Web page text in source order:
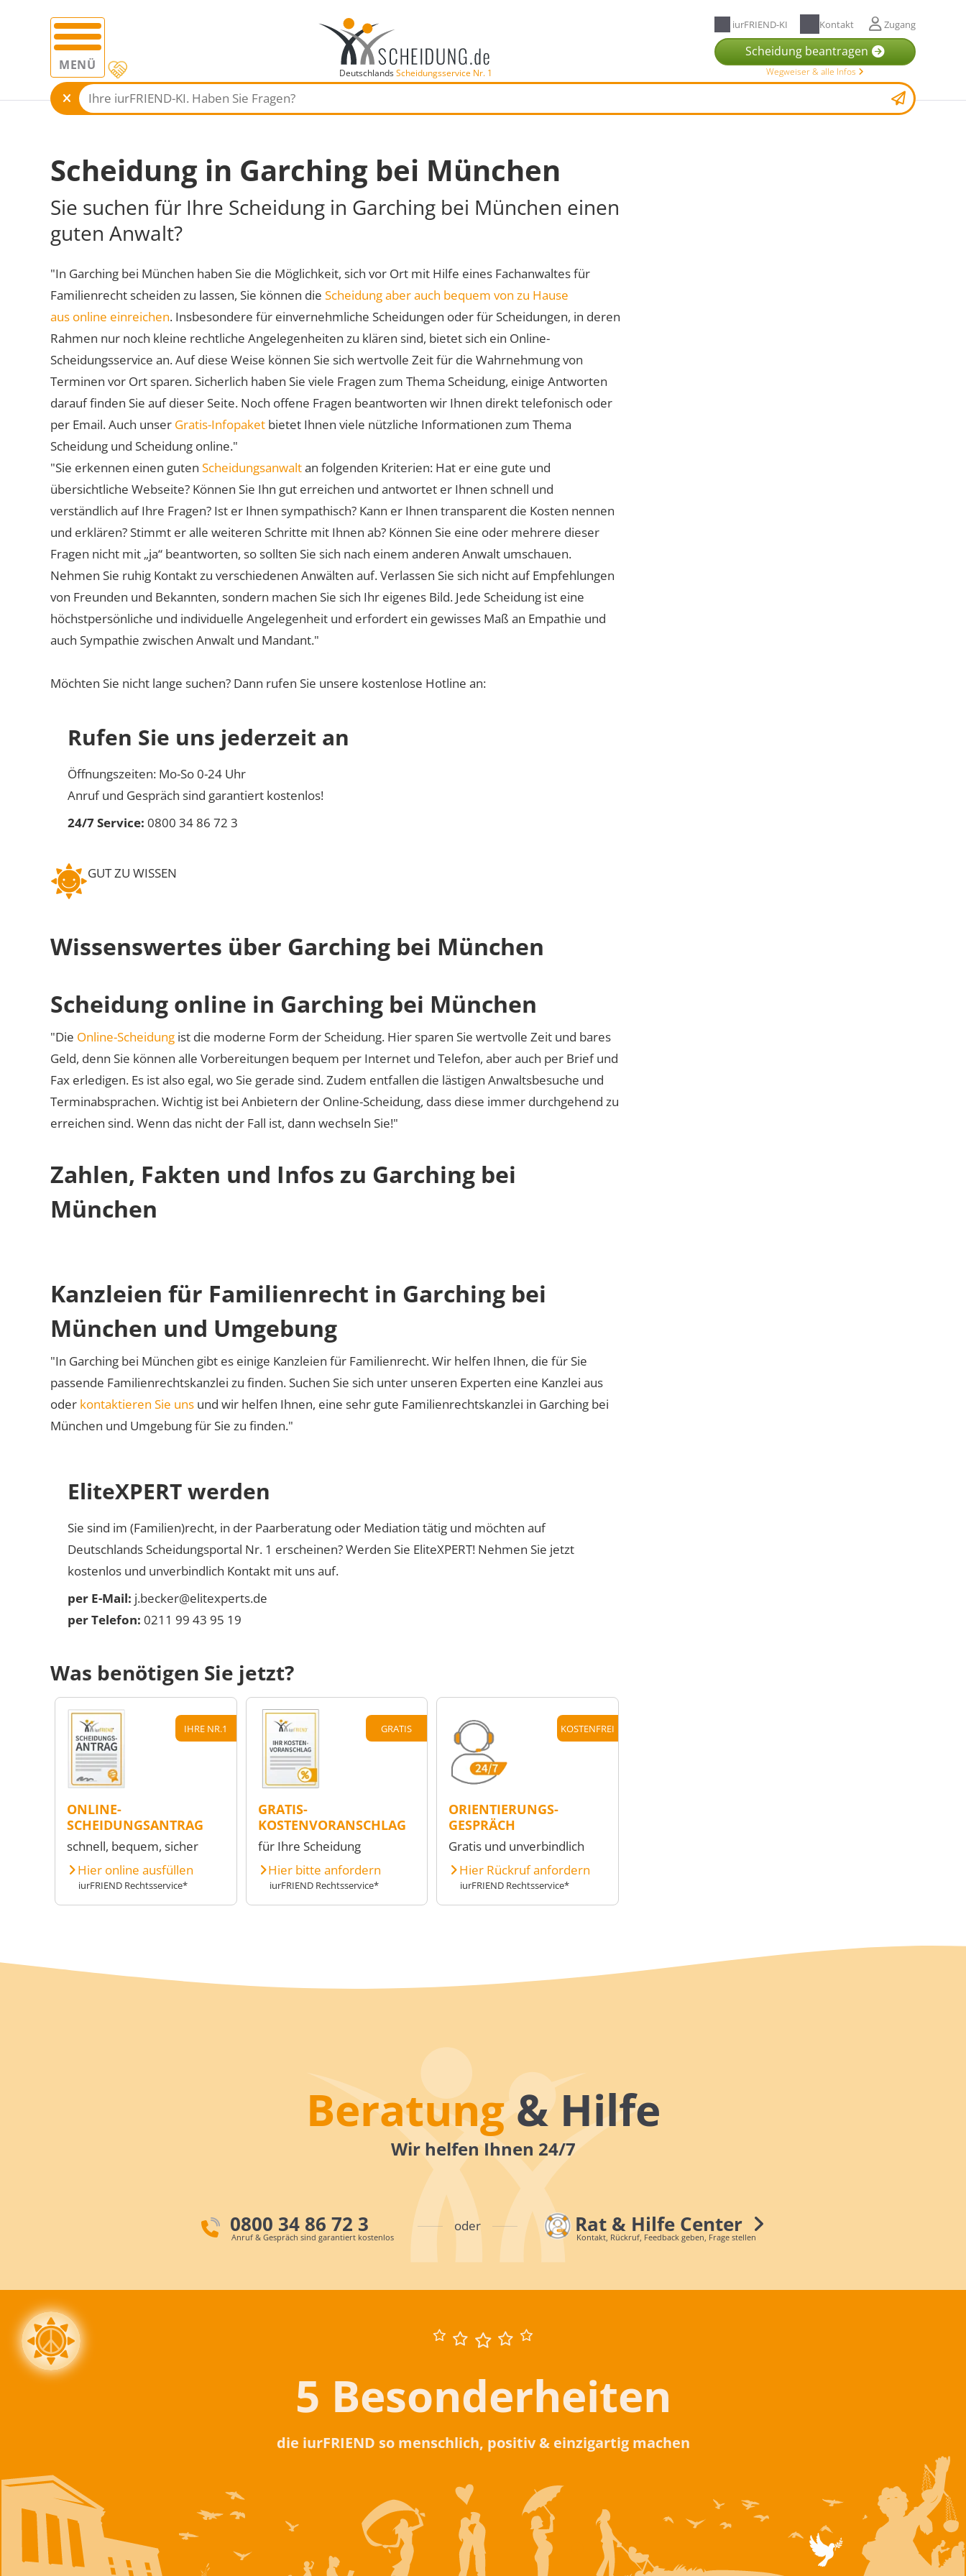
MENÜ DeutschlandsScheidungsservice Nr. 1
iurFRIEND-KI Kontakt Zugang
Scheidung beantragen
Wegweiser & alle Infos
Scheidung in Garching bei München
Sie suchen für Ihre Scheidung in Garching bei München einen
guten Anwalt?
"In Garching bei München haben Sie die Möglichkeit, sich vor Ort mit Hilfe eines Fachanwaltes für
Familienrecht scheiden zu lassen, Sie können die Scheidung aber auch bequem von zu Hause
aus online einreichen. Insbesondere für einvernehmliche Scheidungen oder für Scheidungen, in deren
Rahmen nur noch kleine rechtliche Angelegenheiten zu klären sind, bietet sich ein Online-
Scheidungsservice an. Auf diese Weise können Sie sich wertvolle Zeit für die Wahrnehmung von
Terminen vor Ort sparen. Sicherlich haben Sie viele Fragen zum Thema Scheidung, einige Antworten
darauf finden Sie auf dieser Seite. Noch offene Fragen beantworten wir Ihnen direkt telefonisch oder
per Email. Auch unser Gratis-Infopaket bietet Ihnen viele nützliche Informationen zum Thema
Scheidung und Scheidung online."
"Sie erkennen einen guten Scheidungsanwaltan folgenden Kriterien: Hat er eine gute und
übersichtliche Webseite? Können Sie Ihn gut erreichen und antwortet er Ihnen schnell und
verständlich auf Ihre Fragen? Ist er Ihnen sympathisch? Kann er Ihnen transparent die Kosten nennen
und erklären? Stimmt er alle weiteren Schritte mit Ihnen ab? Können Sie eine oder mehrere dieser
Fragen nicht mit „ja“ beantworten, so sollten Sie sich nach einem anderen Anwalt umschauen.
Nehmen Sie ruhig Kontakt zu verschiedenen Anwälten auf. Verlassen Sie sich nicht auf Empfehlungen
von Freunden und Bekannten, sondern machen Sie sich Ihr eigenes Bild. Jede Scheidung ist eine
höchstpersönliche und individuelle Angelegenheit und erfordert ein gewisses Maß an Empathie und
auch Sympathie zwischen Anwalt und Mandant."
Möchten Sie nicht lange suchen? Dann rufen Sie unsere kostenlose Hotline an:
Rufen Sie uns jederzeit an
Öffnungszeiten: Mo-So 0-24 Uhr
Anruf und Gespräch sind garantiert kostenlos!
24/7 Service: 0800 34 86 72 3
GUT ZU WISSEN
Wissenswertes über Garching bei München
Scheidung online in Garching bei München
"Die Online-Scheidung ist die moderne Form der Scheidung. Hier sparen Sie wertvolle Zeit und bares
Geld, denn Sie können alle Vorbereitungen bequem per Internet und Telefon, aber auch per Brief und
Fax erledigen. Es ist also egal, wo Sie gerade sind. Zudem entfallen die lästigen Anwaltsbesuche und
Terminabsprachen. Wichtig ist bei Anbietern der Online-Scheidung, dass diese immer durchgehend zu
erreichen sind. Wenn das nicht der Fall ist, dann wechseln Sie!"
Zahlen, Fakten und Infos zu Garching bei
München
Kanzleien für Familienrecht in Garching bei
München und Umgebung
"In Garching bei München gibt es einige Kanzleien für Familienrecht. Wir helfen Ihnen, die für Sie
passende Familienrechtskanzlei zu finden. Suchen Sie sich unter unseren Experten eine Kanzlei aus
oder kontaktieren Sie uns und wir helfen Ihnen, eine sehr gute Familienrechtskanzlei in Garching bei
München und Umgebung für Sie zu finden."
EliteXPERT werden
Sie sind im (Familien)recht, in der Paarberatung oder Mediation tätig und möchten auf
Deutschlands Scheidungsportal Nr. 1 erscheinen? Werden Sie EliteXPERT! Nehmen Sie jetzt
kostenlos und unverbindlich Kontakt mit uns auf.
per E-Mail: j.becker@elitexperts.de
per Telefon: 0211 99 43 95 19
Was benötigen Sie jetzt?
IHRE NR.1
ONLINE-
SCHEIDUNGSANTRAG
schnell, bequem, sicher
Hier online ausfüllen
iurFRIEND Rechtsservice*
GRATIS
GRATIS-
KOSTENVORANSCHLAG
für Ihre Scheidung
Hier bitte anfordern
iurFRIEND Rechtsservice*
KOSTENFREI
ORIENTIERUNGS-
GESPRÄCH
Gratis und unverbindlich
Hier Rückruf anfordern
iurFRIEND Rechtsservice*
Beratung& Hilfe
Wir helfen Ihnen 24/7
0800 34 86 72 3
Anruf & Gespräch sind garantiert kostenlos
oder Rat & Hilfe Center
Kontakt, Rückruf, Feedback geben, Frage stellen
5 Besonderheiten
die iurFRIEND so menschlich, positiv & einzigartig machen